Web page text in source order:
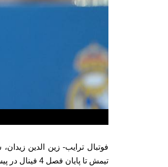
فوتبال ترایب- زین الدین
تیمش تا پایان فصل 4 فینال در پیش دارد؛ 3 فینال در لالیگا و یکی هم در چمپیونزلیگ مقابل یوونتوس.